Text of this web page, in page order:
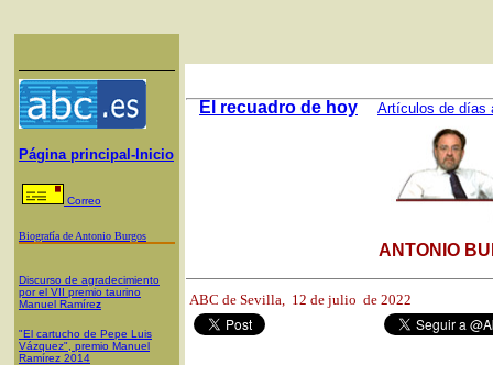
Página principal-Inicio
Correo
Biografía de Antonio Burgos
Discurso de agradecimiento
por el VII premio taurino
Manuel Ramírez
"El cartucho de Pepe Luis
Vázquez", premio Manuel
Ramírez 2014
El recuadro de hoy Artículos de días
ANTONIO
ABC de Sevilla, 12 de julio de 2022